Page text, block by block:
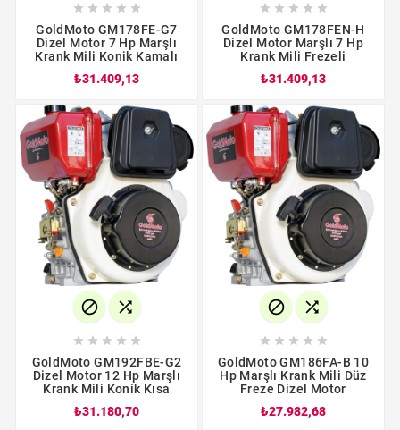
    
GoldMoto GM178FE-G7
Dizel Motor 7 Hp Marşlı
Krank Mili Konik Kamalı
₺31.409,13
    
GoldMoto GM178FEN-H
Dizel Motor Marşlı 7 Hp
Krank Mili Frezeli
₺31.409,13
 
    
GoldMoto GM192FBE-G2
Dizel Motor 12 Hp Marşlı
Krank Mili Konik Kısa
₺31.180,70
 
    
GoldMoto GM186FA-B 10
Hp Marşlı Krank Mili Düz
Freze Dizel Motor
₺27.982,68